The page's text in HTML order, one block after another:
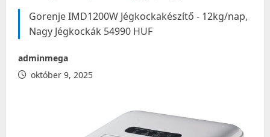
Gorenje IMD1200W Jégkockakészítő - 12kg/nap,
Nagy Jégkockák 54990 HUF
adminmega
október 9, 2025